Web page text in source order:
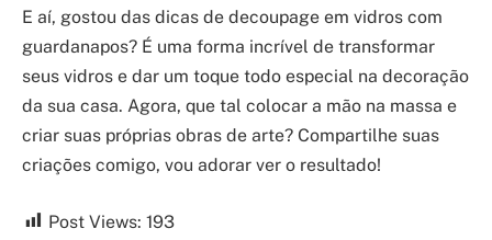
E aí, gostou das dicas de decoupage em vidros com
guardanapos? É uma forma incrível de transformar
seus vidros e dar um toque todo especial na decoração
da sua casa. Agora, que tal colocar a mão na massa e
criar suas próprias obras de arte? Compartilhe suas
criações comigo, vou adorar ver o resultado!
Post Views: 193